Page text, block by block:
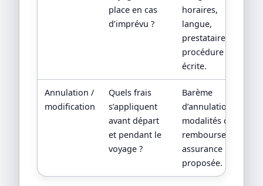
place en cas
d’imprévu ?
horaires,
langue,
prestataire local,
procédure
écrite.
Annulation /
modification
Quels frais
s’appliquent
avant départ
et pendant le
voyage ?
Barème
d’annulation,
modalités de
remboursement,
assurance
proposée.